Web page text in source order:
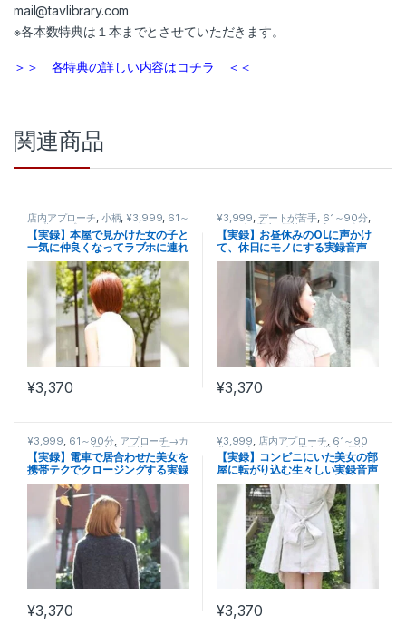
mail@tavlibrary.com
※各本数特典は１本までとさせていただきます。
＞＞ 各特典の詳しい内容はコチラ ＜＜
関連商品
店内アプローチ, 小柄, ¥3,999, 61～
90分,アプローチ→カフェ→ホテル
学生,OKサインを見落とす,価格,書
店内,無視される,23才,立ち読み中
【実録】本屋で見かけた女の子と
一気に仲良くなってラブホに連れ
込む実録音声【本屋のYui(23)】
2008年3月
¥3,370
¥3,999, デートが苦手, 61～90分,
コンビニ店内, 価格 26才 , アプロー
チ→ライン交換→カフェ→ホテル,
人見知り,自然な出会い,メール・
【実録】お昼休みのOLに声かけ
て、休日にモノにする実録音声
【派遣のManami(26)】2008
¥3,370
¥3,999 61～90分 アプローチ→カ
フェ→ホテル,帰宅中 価格 , お堅い ,
23才,電車内,共有スペースアプロー
チ,押しが弱い ,OL
【実録】電車で居合わせた美女を
携帯テクでクロージングする実録
音声【電車内のRina(23)】
2008年2月
¥3,370
¥3,999 店内アプローチ 61～90
分,19才, コンビニ店内 学生, 価格,
大人しい ,ノリが悪い,人見知り,ア
プローチ→ライン交換→カフェ→ホ
立ち読み中
【実録】コンビニにいた美女の部
屋に転がり込む生々しい実録音声
【コンビニのHitomi(19)】
2008年1月
¥3,370